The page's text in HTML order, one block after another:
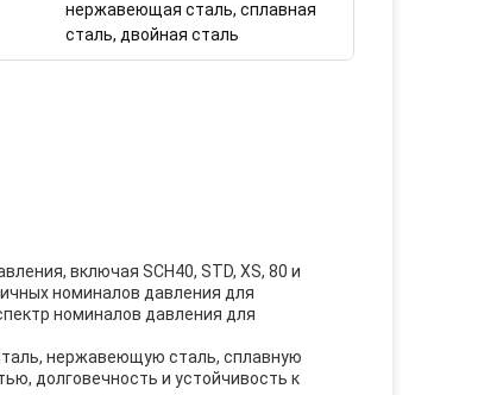
нержавеющая сталь, сплавная
сталь, двойная сталь
включая SCH40, STD, XS, 80 и
номиналов давления для
номиналов давления для
нержавеющую сталь, сплавную
долговечность и устойчивость к